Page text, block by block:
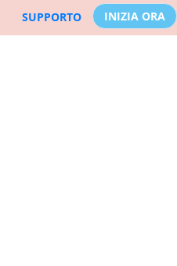
INIZIA ORA
SUPPORTO